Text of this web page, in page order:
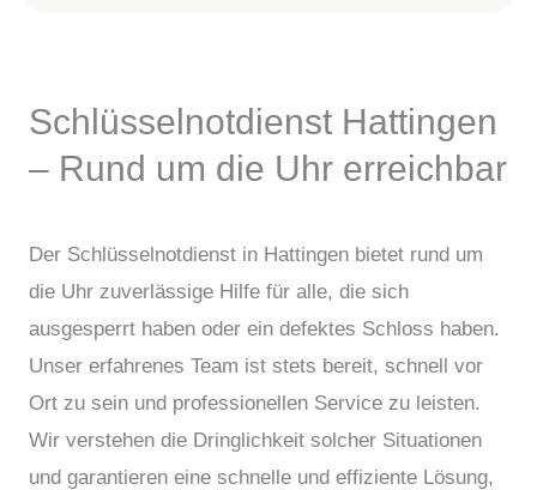
Schlüsselnotdienst Hattingen
– Rund um die Uhr erreichbar
Der Schlüsselnotdienst in Hattingen bietet rund um
die Uhr zuverlässige Hilfe für alle, die sich
ausgesperrt haben oder ein defektes Schloss haben.
Unser erfahrenes Team ist stets bereit, schnell vor
Ort zu sein und professionellen Service zu leisten.
Wir verstehen die Dringlichkeit solcher Situationen
und garantieren eine schnelle und effiziente Lösung,